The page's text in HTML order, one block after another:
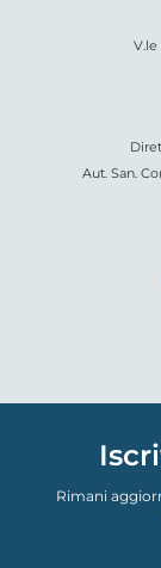
V.le
Aut. San.
Rimani